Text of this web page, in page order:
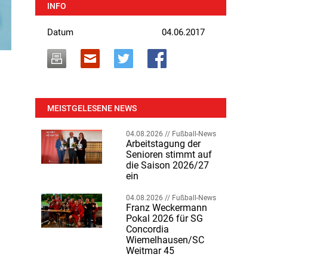
INFO
Datum 04.06.2017
MEISTGELESENE NEWS
04.08.2026 // Fußball-News
Arbeitstagung der
Senioren stimmt auf
die Saison 2026/27
ein
04.08.2026 // Fußball-News
Franz Weckermann
Pokal 2026 für SG
Concordia
Wiemelhausen/SC
Weitmar 45